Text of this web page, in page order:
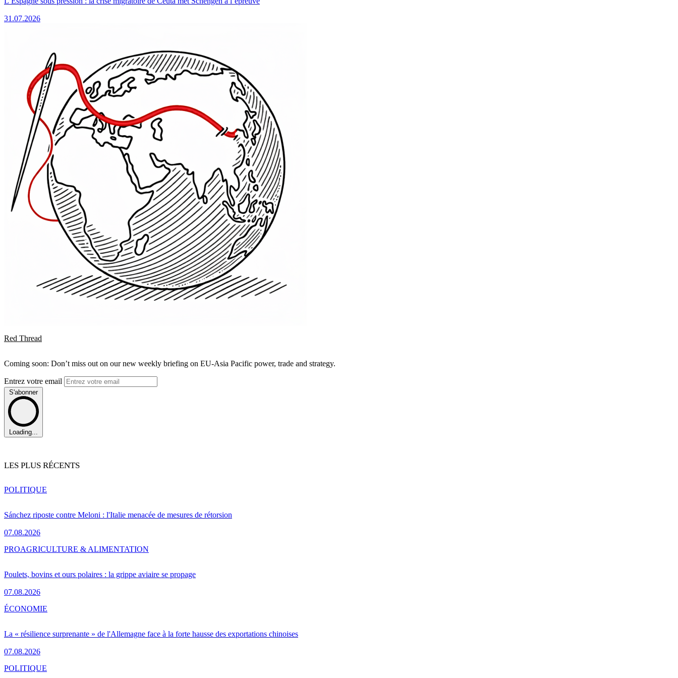
31.07.2026
Red Thread
Coming soon: Don’t miss out on our new weekly briefing on EU-Asia Pacific power, trade and strategy.
Entrez votre email
S'abonner
Loading...
LES PLUS RÉCENTS
Sánchez riposte contre Meloni : l'Italie menacée de mesures de rétorsion
07.08.2026
POLITIQUE
Poulets, bovins et ours polaires : la grippe aviaire se propage
07.08.2026
PROAGRICULTURE & ALIMENTATION
La « résilience surprenante » de l'Allemagne face à la forte hausse des exportations chinoises
07.08.2026
ÉCONOMIE
POLITIQUE